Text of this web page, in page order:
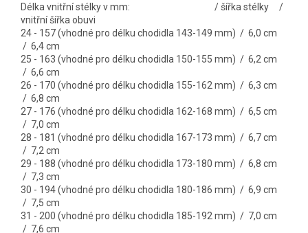
Délka vnitřní stélky v mm: / šířka stélky /
vnitřní šířka obuvi
24 - 157 (vhodné pro délku chodidla 143-149 mm) / 6,0 cm
/ 6,4 cm
25 - 163 (vhodné pro délku chodidla 150-155 mm) / 6,2 cm
/ 6,6 cm
26 - 170 (vhodné pro délku chodidla 155-162 mm) / 6,3 cm
/ 6,8 cm
27 - 176 (vhodné pro délku chodidla 162-168 mm) / 6,5 cm
/ 7,0 cm
28 - 181 (vhodné pro délku chodidla 167-173 mm) / 6,7 cm
/ 7,2 cm
29 - 188 (vhodné pro délku chodidla 173-180 mm) / 6,8 cm
/ 7,3 cm
30 - 194 (vhodné pro délku chodidla 180-186 mm) / 6,9 cm
/ 7,5 cm
31 - 200 (vhodné pro délku chodidla 185-192 mm) / 7,0 cm
/ 7,6 cm